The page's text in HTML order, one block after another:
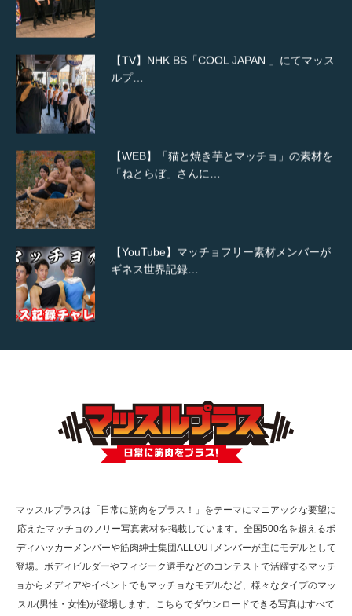
【TV】NHK BS「COOL JAPAN 」にてマッス
ルプ…
【WEB】「猫と焼き芋とマッチョ」の素材を
「ねとらぼ」さんに…
【YouTube】マッチョフリー素材メンバーが
ギネス世界記録…
TOKYO FMラジオ番組「ONE MORNING」
で紹介さ…
た（6/8放送）
マッスルプラスは「日常に筋肉をプラス！」をテーマにマニアックな要望に
応えたマッチョのフリー写真素材を掲載しています。全国500名を超えるボ
ディハッカーメンバーや筋肉紳士集団ALLOUTメンバーが主にモデルとして
登場。ボディビルダーやフィジーク選手などのコンテストで活躍するマッチ
ョからメディアやイベントでもマッチョなモデルなど、様々なタイプのマッ
スル(男性・女性)が登場します。こちらでダウンロードできる写真はすべて